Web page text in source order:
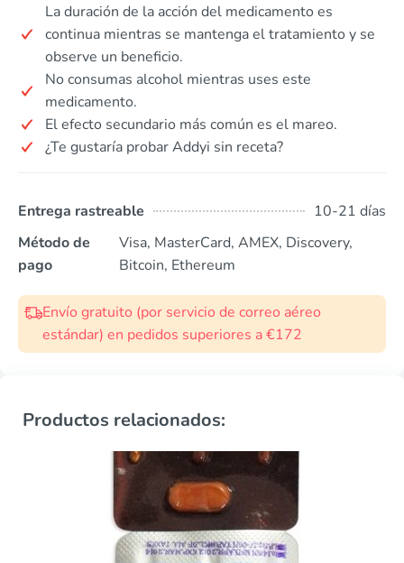
La duración de la acción del medicamento es
continua mientras se mantenga el tratamiento y se
observe un beneficio.
No consumas alcohol mientras uses este
medicamento.
El efecto secundario más común es el mareo.
¿Te gustaría probar Addyi sin receta?
Entrega rastreable
10-21 días
Método de
pago
Visa, MasterCard, AMEX, Discovery,
Bitcoin, Ethereum
Envío gratuito (por servicio de correo aéreo
estándar) en pedidos superiores a €172
Productos relacionados: